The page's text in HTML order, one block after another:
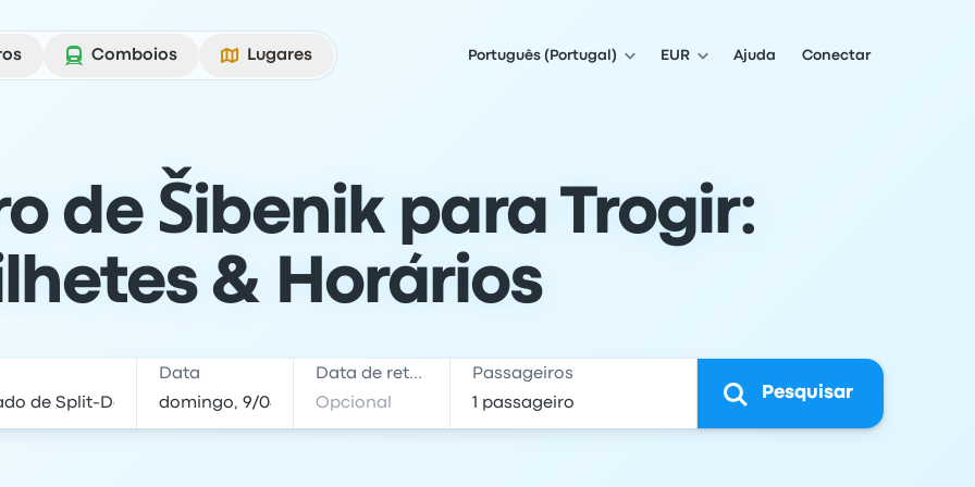
Comboios Lugares Português (Portugal) EUR Ajuda Conectar
de Šibenik para Trogir:
& Horários
Data Data de retorno Passageiros
Pesquisar